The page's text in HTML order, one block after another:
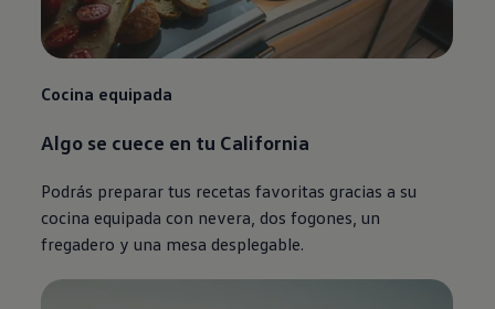
Cocina equipada
Algo se cuece en tu California
Podrás preparar tus recetas favoritas gracias a su
cocina equipada con nevera, dos fogones, un
fregadero y una mesa desplegable. ­